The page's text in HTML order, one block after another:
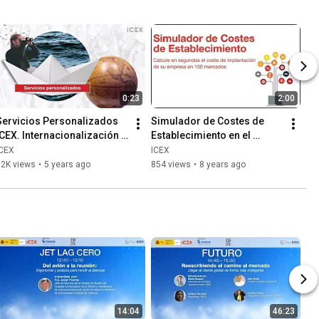
0:23
Personalizados
ICEX. Internacionalización
tener que desplazarse
views • 5 years ago
2:00
Simulador de Costes de
Establecimiento en el
Exterior de ICEX
ICEX
854 views • 8 years ago
14:04 46:23